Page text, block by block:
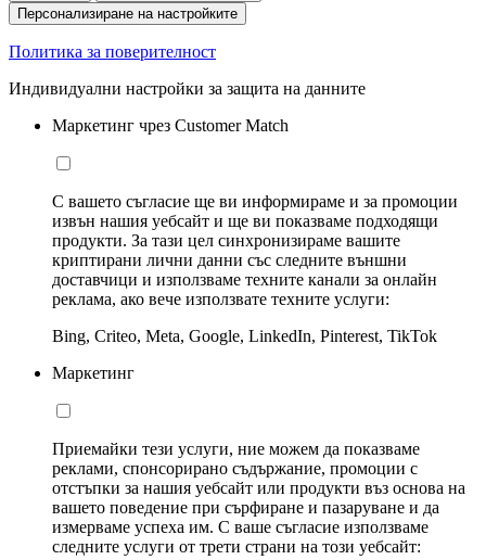
Персонализиране на настройките
Политика за поверителност
Индивидуални настройки за защита на данните
Маркетинг чрез Customer Match
С вашето съгласие ще ви информираме и за промоции
извън нашия уебсайт и ще ви показваме подходящи
продукти. За тази цел синхронизираме вашите
криптирани лични данни със следните външни
доставчици и използваме техните канали за онлайн
реклама, ако вече използвате техните услуги:
Bing, Criteo, Meta, Google, LinkedIn, Pinterest, TikTok
Маркетинг
Приемайки тези услуги, ние можем да показваме
реклами, спонсорирано съдържание, промоции с
отстъпки за нашия уебсайт или продукти въз основа на
вашето поведение при сърфиране и пазаруване и да
измерваме успеха им. С ваше съгласие използваме
следните услуги от трети страни на този уебсайт: